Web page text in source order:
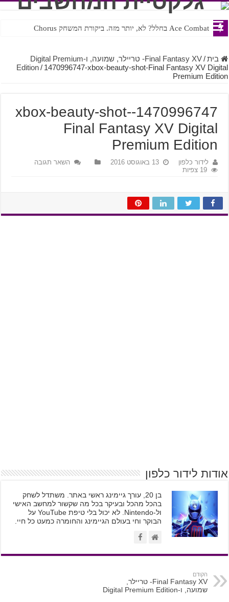
Ace Combat בחלל? לא, יותר מזה. ביקורת המשחק Chorus
Steven Universe והשירים שתורגמו בצורה נוראית לעברית
בית /
Final Fantasy XV- טריילר, שמועה, ו-Digital Premium
Edition / 1470996747-xbox-beauty-shot-Final Fantasy XV Digital
Premium Edition
1470996747-xbox-beauty-shot-
Final Fantasy XV Digital
Premium Edition
לידור כלפון 13 באוגוסט 2016
השאר תגובה
19 צפיות
אודות לידור כלפון
בן 20, עורך גיימינג ראשי באתר. משתדל לשחק
בהכל מהכל ובעיקר בכל מה שקשור למחשב האישי
ול-Nintendo. לא יכול בלי טיפת YouTube על
הבוקר וחי בעולם הגיימינג והחומרה כמעט כל חיי.
הקודם
Final Fantasy XV- טריילר,
שמועה, ו-Digital Premium Edition